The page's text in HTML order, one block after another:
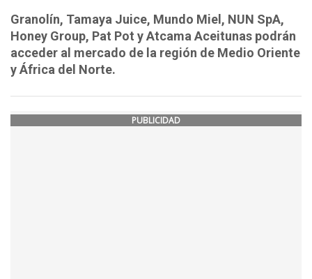
Granolín, Tamaya Juice, Mundo Miel, NUN SpA,
Honey Group, Pat Pot y Atcama Aceitunas podrán
acceder al mercado de la región de Medio Oriente
y África del Norte.
PUBLICIDAD